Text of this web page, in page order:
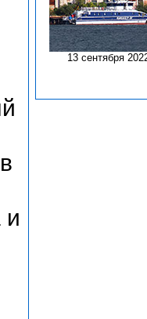
и
13 сентября